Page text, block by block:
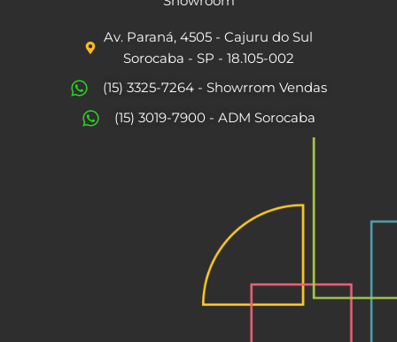
e
b
o
o
t
a
g
r
Av. Paraná, 4505 - Cajuru do Sul
Sorocaba - SP - 18.105-002
(15) 3325-7264 - Showrrom Vendas
(15) 3019-7900 - ADM Sorocaba